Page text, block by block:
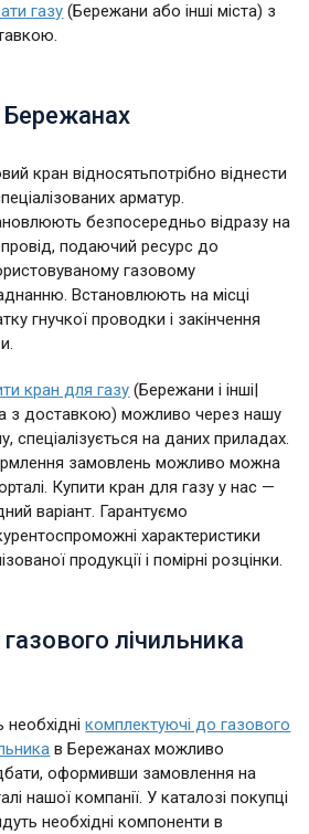
газу (Бережани або інші міста) з
Бережанах
кран відносятьпотрібно віднести
арматур.
безпосередньо відразу на
подаючий ресурс до
газовому
Встановлюють на місці
гнучкої проводки і закінчення
кран для газу (Бережани і інші|
з доставкою) можливо через нашу
спеціалізується на даних приладах.
замовлень можливо можна
Купити кран для газу у нас —
варіант. Гарантуємо
характеристики
продукції і помірні розцінки.
лічильника
необхіднікомплектуючі до газового
в Бережанах можливо
оформивши замовлення на
нашої компанії. У каталозі покупці
необхідні компоненти в